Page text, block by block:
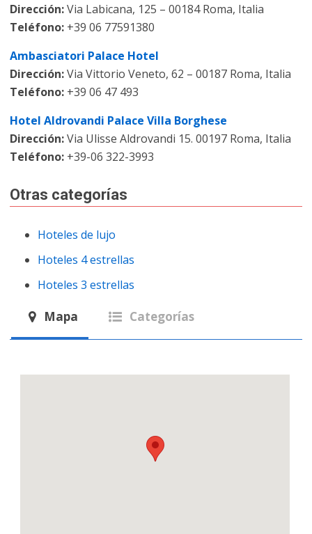
Dirección:Via Labicana, 125 – 00184 Roma, Italia
Teléfono: +39 06 77591380
Ambasciatori Palace Hotel
Dirección:Via Vittorio Veneto, 62 – 00187 Roma, Italia
Teléfono: +39 06 47 493
Hotel Aldrovandi Palace Villa Borghese
Dirección:Via Ulisse Aldrovandi 15. 00197 Roma, Italia
Teléfono: +39-06 322-3993
Otras categorías
Hoteles de lujo
Hoteles 4 estrellas
Hoteles 3 estrellas
Mapa Categorías